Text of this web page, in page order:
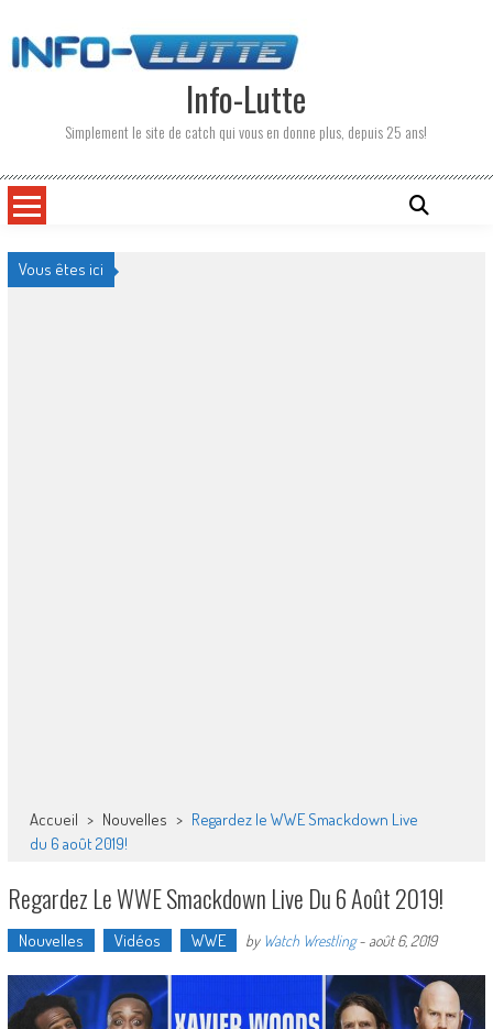
to
content
Info-Lutte
Simplement le site de catch qui vous en donne plus, depuis 25 ans!
Vous êtes ici
Accueil > Nouvelles > Regardez le WWE Smackdown Live
du 6 août 2019!
Regardez Le WWE Smackdown Live Du 6 Août 2019!
Nouvelles Vidéos WWE by Watch Wrestling- août 6, 2019